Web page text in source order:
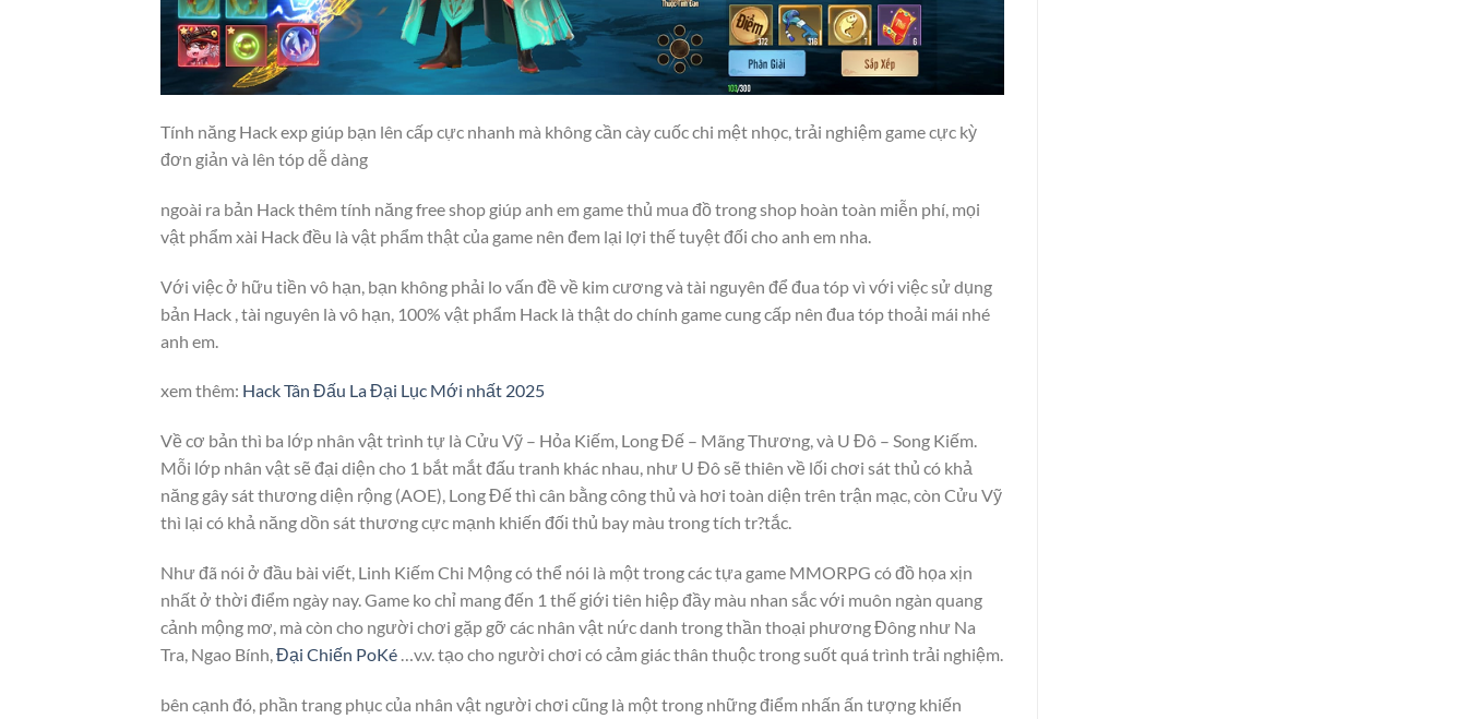
Tính năng Hack exp giúp bạn lên cấp cực nhanh mà không cần cày cuốc chi mệt nhọc, trải nghiệm game cực kỳ
đơn giản và lên tóp dễ dàng
ngoài ra bản Hack thêm tính năng free shop giúp anh em game thủ mua đồ trong shop hoàn toàn miễn phí, mọi
vật phẩm xài Hack đều là vật phẩm thật của game nên đem lại lợi thế tuyệt đối cho anh em nha.
Với việc ở hữu tiền vô hạn, bạn không phải lo vấn đề về kim cương và tài nguyên để đua tóp vì với việc sử dụng
bản Hack , tài nguyên là vô hạn, 100% vật phẩm Hack là thật do chính game cung cấp nên đua tóp thoải mái nhé
anh em.
xem thêm: Hack Tân Đấu La Đại Lục Mới nhất 2025
Về cơ bản thì ba lớp nhân vật trình tự là Cửu Vỹ – Hỏa Kiếm, Long Đế – Mãng Thương, và U Đô – Song Kiếm.
Mỗi lớp nhân vật sẽ đại diện cho 1 bắt mắt đấu tranh khác nhau, như U Đô sẽ thiên về lối chơi sát thủ có khả
năng gây sát thương diện rộng (AOE), Long Đế thì cân bằng công thủ và hơi toàn diện trên trận mạc, còn Cửu Vỹ
thì lại có khả năng dồn sát thương cực mạnh khiến đối thủ bay màu trong tích tr?tắc.
Như đã nói ở đầu bài viết, Linh Kiếm Chi Mộng có thể nói là một trong các tựa game MMORPG có đồ họa xịn
nhất ở thời điểm ngày nay. Game ko chỉ mang đến 1 thế giới tiên hiệp đầy màu nhan sắc với muôn ngàn quang
cảnh mộng mơ, mà còn cho người chơi gặp gỡ các nhân vật nức danh trong thần thoại phương Đông như Na
Tra, Ngao Bính,Đại Chiến PoKé …v.v. tạo cho người chơi có cảm giác thân thuộc trong suốt quá trình trải nghiệm.
bên cạnh đó, phần trang phục của nhân vật người chơi cũng là một trong những điểm nhấn ấn tượng khiến